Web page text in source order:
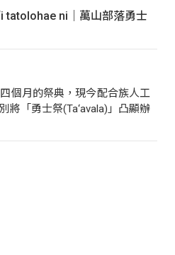
tatolohae ni｜萬山部落勇士
個月的祭典，現今配合族人工
將「勇士祭(Ta‘avala)」凸顯辦